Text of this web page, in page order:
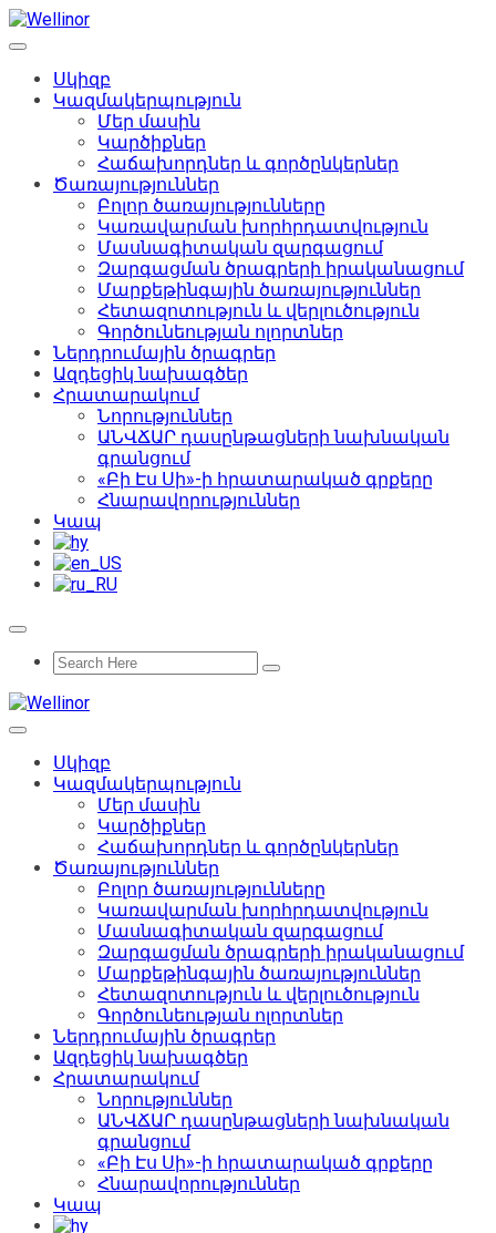
Սկիզբ
Կազմակերպություն
Մեր մասին
Կարծիքներ
Հաճախորդներ և գործընկերներ
Ծառայություններ
Բոլոր ծառայությունները
Կառավարման խորհրդատվություն
Մասնագիտական զարգացում
Զարգացման ծրագրերի իրականացում
Մարքեթինգային ծառայություններ
Հետազոտություն և վերլուծություն
Գործունեության ոլորտներ
Ներդրումային ծրագրեր
Ազդեցիկ նախագծեր
Հրատարակում
Նորություններ
ԱՆՎՃԱՐ դասընթացների նախնական
գրանցում
«Բի Էս Սի»-ի հրատարակած գրքերը
Հնարավորություններ
Կապ
Սկիզբ
Կազմակերպություն
Մեր մասին
Կարծիքներ
Հաճախորդներ և գործընկերներ
Ծառայություններ
Բոլոր ծառայությունները
Կառավարման խորհրդատվություն
Մասնագիտական զարգացում
Զարգացման ծրագրերի իրականացում
Մարքեթինգային ծառայություններ
Հետազոտություն և վերլուծություն
Գործունեության ոլորտներ
Ներդրումային ծրագրեր
Ազդեցիկ նախագծեր
Հրատարակում
Նորություններ
ԱՆՎՃԱՐ դասընթացների նախնական
գրանցում
«Բի Էս Սի»-ի հրատարակած գրքերը
Հնարավորություններ
Կապ